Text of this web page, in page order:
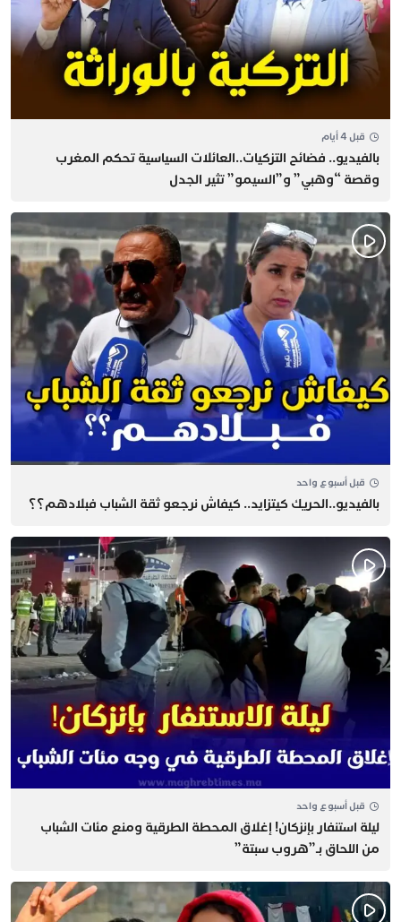
قبل 4 أيام
بالفيديو.. فضائح التزكيات..العائلات السياسية تحكم المغرب
وقصة “وهبي” و”السيمو” تثير الجدل
قبل أسبوع واحد
بالفيديو..الحريك كيتزايد.. كيفاش نرجعو ثقة الشباب فبلادهم؟؟
قبل أسبوع واحد
​ليلة استنفار بإنزكان! إغلاق المحطة الطرقية ومنع مئات الشباب
من اللحاق بـ”هروب سبتة”